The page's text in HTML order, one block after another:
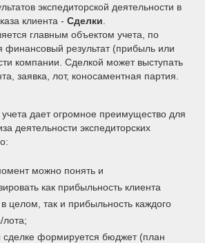
экспедиторской деятельности в
клиента - Сделки.
главным объектом учета, по
финансовый результат (прибыль или
компании. Сделкой может выступать
заявка, лот, коносаментная партия.
дает огромное преимущество для
деятельности экспедиторских
можно понять и
как прибыльность клиента
целом, так и прибыльность каждого
лота;
сделке формируется бюджет (план